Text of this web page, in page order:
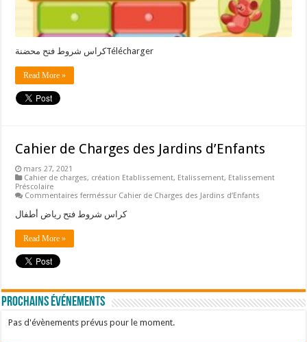
كراس شروط فتح محضنةTélécharger
Read More »
Cahier de Charges des Jardins d’Enfants
mars 27, 2021
Cahier de charges, création Etablissement, Etalissement, Etalissement
Préscolaire
Commentaires ferméssur Cahier de Charges des Jardins d’Enfants
كراس شروط فتح رياض أطفال
Read More »
Prochains événements
Pas d'évènements prévus pour le moment.